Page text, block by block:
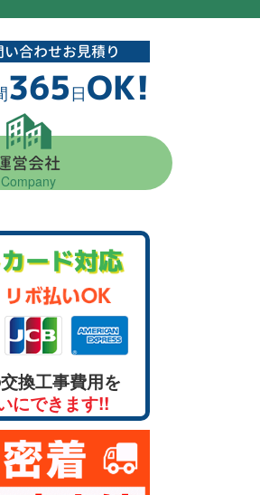
合わせお見積り
365日OK!
営会社
Company
ード対応
換工事費用を
にできます!!